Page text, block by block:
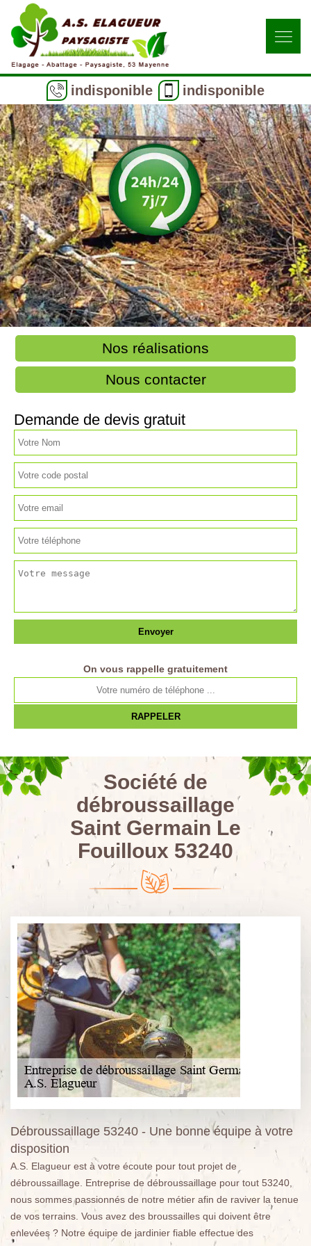
indisponible indisponible
Nos réalisations
Nous contacter
Demande de devis gratuit
On vous rappelle gratuitement
Société de
débroussaillage
Saint Germain Le
Fouilloux 53240
Débroussaillage 53240 - Une bonne équipe à votre
disposition
A.S. Elagueur est à votre écoute pour tout projet de
débroussaillage. Entreprise de débroussaillage pour tout 53240,
nous sommes passionnés de notre métier afin de raviver la tenue
de vos terrains. Vous avez des broussailles qui doivent être
enlevées ? Notre équipe de jardinier fiable effectue des